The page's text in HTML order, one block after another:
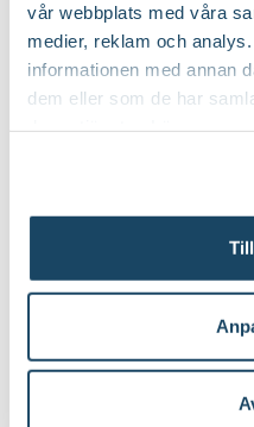
vår webbplats med våra
medier, reklam och
informationen med annan
dem eller som de har
Rosenskära 'Daydream'
Florea
49
Välj butik
till Rosenskära